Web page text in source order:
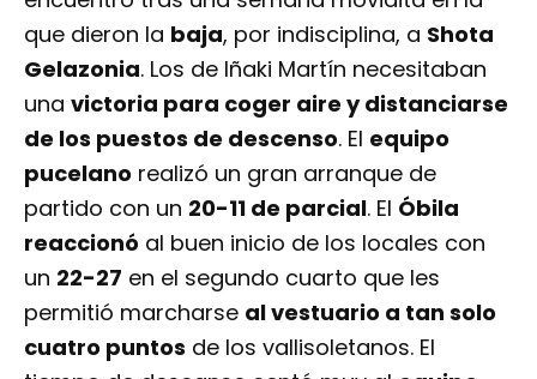
unavictoria para coger aire y distanciarse
de los puestos de descenso. Elequipo
pucelanorealizó un gran arranque de
partido con un20-11 de parcial . ElÓbila
reaccionóal buen inicio de los locales con
un22-27en el segundo cuarto que les
permitió marcharseal vestuario a tan solo
cuatro puntosde los vallisoletanos. El
tiempo de descanso sentó muy alequipo
abulenseque entró muyconcentrado al
tercer cuarto. Los de David Mangas